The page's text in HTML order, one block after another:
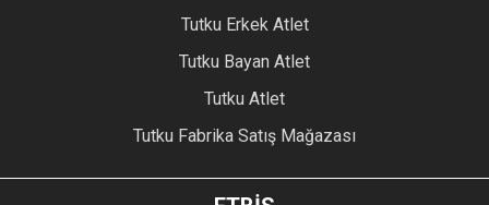
Tutku Erkek Atlet
Tutku Bayan Atlet
Tutku Atlet
Tutku Fabrika Satış Mağazası